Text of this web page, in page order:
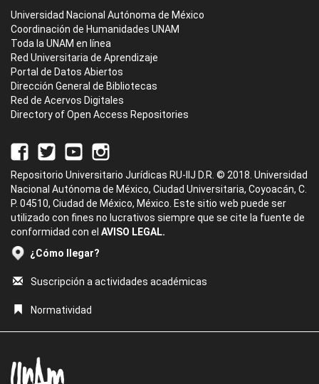
Universidad Nacional Autónoma de México
Coordinación de Humanidades UNAM
Toda la UNAM en línea
Red Universitaria de Aprendizaje
Portal de Datos Abiertos
Dirección General de Bibliotecas
Red de Acervos Digitales
Directory of Open Access Repositories
Repositorio Universitario Jurídicas RU-IIJ D.R. © 2018. Universidad
Nacional Autónoma de México, Ciudad Universitaria, Coyoacán, C.
P. 04510, Ciudad de México, México. Este sitio web puede ser
utilizado con fines no lucrativos siempre que se cite la fuente de
conformidad con el AVISO LEGAL.
¿Cómo llegar?
Suscripción a actividades académicas
Normatividad